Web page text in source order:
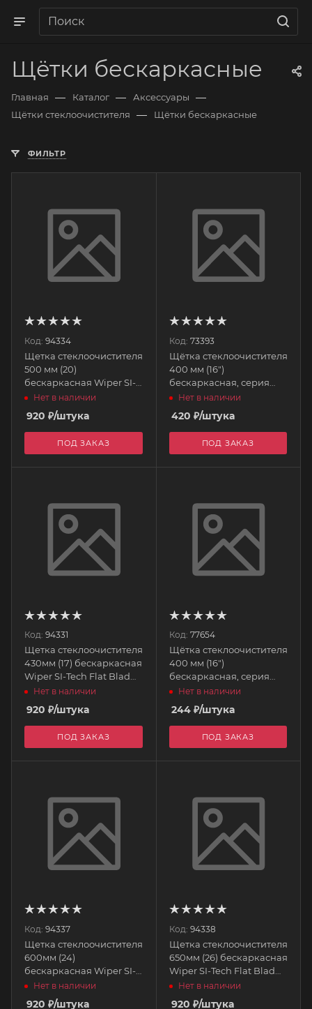
Щётки бескаркасные
Главная — Каталог — Аксессуары —
Щётки стеклоочистителя — Щётки бескаркасные
ФИЛЬТР
Код: 94334
Щетка стеклоочистителя
500 мм (20)
бескаркасная Wiper SI-
Tech Flat Blad PIAA
Нет в наличии
920 ₽/штука
ПОД ЗАКАЗ
Код: 73393
Щётка стеклоочистителя
400 мм (16")
бескаркасная, серия
FRAMELESS GOODYEAR
Нет в наличии
420 ₽/штука
ПОД ЗАКАЗ
Код: 94331
Щетка стеклоочистителя
430мм (17) бескаркасная
Wiper SI-Tech Flat Blad
PIAAНет в наличии
920 ₽/штука
ПОД ЗАКАЗ
Код: 77654
Щётка стеклоочистителя
400 мм (16")
бескаркасная, серия
SuperFlat 91340 REKZIT
Нет в наличии
244₽/штука
ПОД ЗАКАЗ
Код: 94337
Щетка стеклоочистителя
600мм (24)
бескаркасная Wiper SI-
Tech Flat Blad PIAA
Нет в наличии
920 ₽/штука
Код: 94338
Щетка стеклоочистителя
650мм (26) бескаркасная
Wiper SI-Tech Flat Blad
PIAAНет в наличии
920 ₽/штука